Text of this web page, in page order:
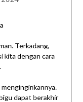
Terkadang,
kita dengan cara
dapat berakhir